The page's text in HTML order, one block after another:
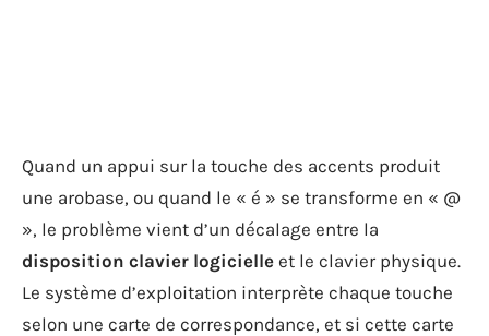
Quand un appui sur la touche des accents produit
une arobase, ou quand le « é » se transforme en « @
», le problème vient d’un décalage entre la
disposition clavier logicielle et le clavier physique.
Le système d’exploitation interprète chaque touche
selon une carte de correspondance, et si cette carte